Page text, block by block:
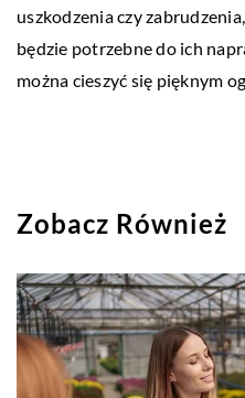
uszkodzenia czy
będzie potrzebne do ich
można cieszyć się pięknym
Zobacz Również